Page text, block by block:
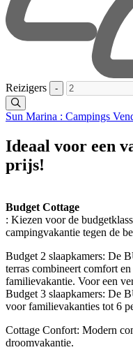
Reizigers -
Sun Marina : Campings
Ideaal voor een
prijs!
Budget Cottage
: Kiezen voor de
campingvakantie tegen de
Budget 2 slaapkamers: De
terras combineert comfort
familievakantie. Voor een
Budget 3 slaapkamers: De
voor familievakanties tot 6
Cottage Confort: Modern
droomvakantie.